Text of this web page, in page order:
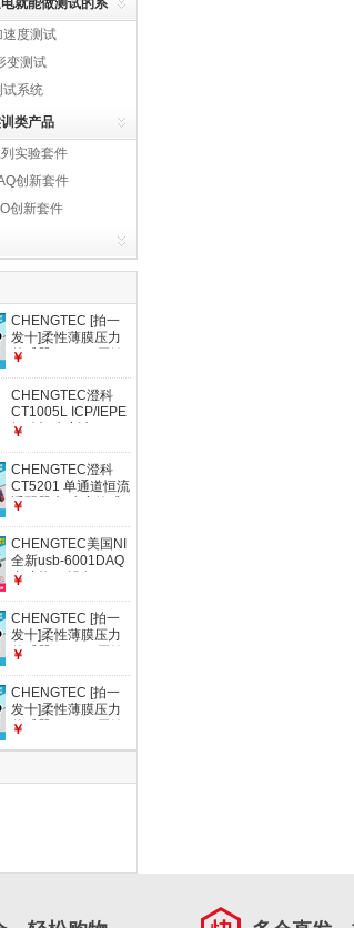
就能做测试的系
速度测试
变测试
试系统
类产品
实验套件
创新套件
创新套件
CHENGTEC [拍一
发十]柔性薄膜压力
传感器DF9-16压敏
片 单通道信号调理
模块
￥
CHENGTEC澄科
CT1005L ICP/IEPE
振动加速度计 100g
测试 配套磁座（磁
吸安装）
￥
CHENGTEC澄科
CT5201 单通道恒流
适配器 加速度传感
￥
CHENGTEC美国NI
全新usb-6001DAQ
多功能I/O设备USB
782604-01 NI 6001
采集卡
￥
CHENGTEC [拍一
发十]柔性薄膜压力
传感器DF9-16压敏
片 10片传感器+1片
传感器5kg
￥
CHENGTEC [拍一
发十]柔性薄膜压力
传感器DF9-16压敏
￥